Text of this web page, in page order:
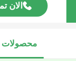
الان
محصولات